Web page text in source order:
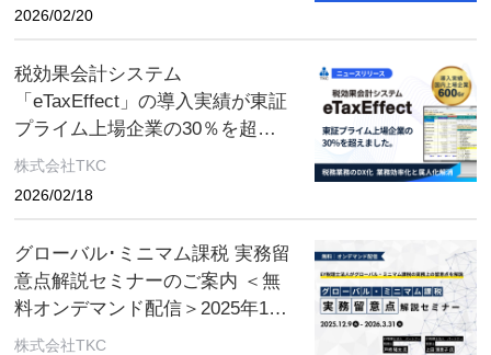
レス納付セミナー2026」のご案
内
2026/02/20
税効果会計システム
「eTaxEffect」の導入実績が東証
プライム上場企業の30％を超え
ました〜税務業務のDX化を後押
株式会社TKC
2026/02/18
グローバル･ミニマム課税 実務留
意点解説セミナーのご案内 ＜無
料オンデマンド配信＞2025年12
月9日(火)～2026年3月31日(火)
株式会社TKC